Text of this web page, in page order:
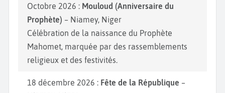
Octobre 2026 : Mouloud (Anniversaire du
Prophète) – Niamey, Niger
Célébration de la naissance du Prophète
Mahomet, marquée par des rassemblements
religieux et des festivités.
18 décembre 2026 : Fête de la République –